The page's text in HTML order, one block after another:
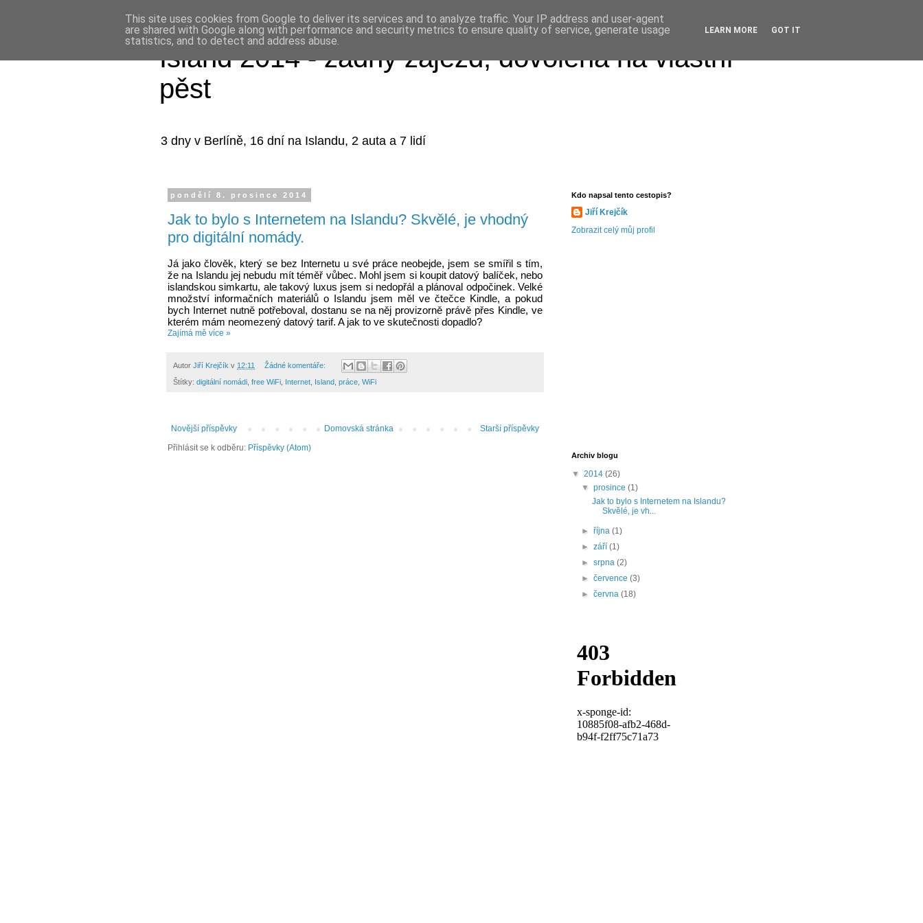
Island 2014 - žádný zájezd, dovolená na vlastní
pěst
3 dny v Berlíně, 16 dní na Islandu, 2 auta a 7 lidí
pondělí 8. prosince 2014
Jak to bylo s Internetem na Islandu? Skvělé, je vhodný
pro digitální nomády.
Já jako člověk, který se bez Internetu u své práce neobejde, jsem se smířil s tím,
že na Islandu jej nebudu mít téměř vůbec. Mohl jsem si koupit datový balíček, nebo
islandskou simkartu, ale takový luxus jsem si nedopřál a plánoval odpočinek. Velké
množství informačních materiálů o Islandu jsem měl ve čtečce Kindle, a pokud
bych Internet nutně potřeboval, dostanu se na něj provizorně právě přes Kindle, ve
kterém mám neomezený datový tarif. A jak to ve skutečnosti dopadlo?
Zajímá mě více »
Autor Jiří Krejčík v 12:11 Žádné komentáře:
Štítky: digitální nomádi free WiFi Internet Island práce WiFi
Novější příspěvky Starší příspěvky
Domovská stránka
Přihlásit se k odběru: Příspěvky (Atom)
Kdo napsal tento cestopis?
Jiří Krejčík
Zobrazit celý můj profil
Archiv blogu
▼ 2014 (26)
▼prosince(1)
Jak to bylo s Internetem na Islandu?
Skvělé, je vh...
►října(1)
►září(1)
►srpna(2)
►července(3)
►června(18)
This site uses cookies from Google to deliver its services and to analyze traffic. Your IP address and user-agent
are shared with Google along with performance and security metrics to ensure quality of service, generate usage
statistics, and to detect and address abuse.
LEARN MORE GOT IT